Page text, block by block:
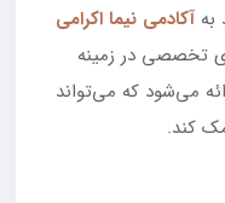
به آکادمی نیما اکرامی
تخصصی در زمینه
می‌شود که می‌تواند
کند.